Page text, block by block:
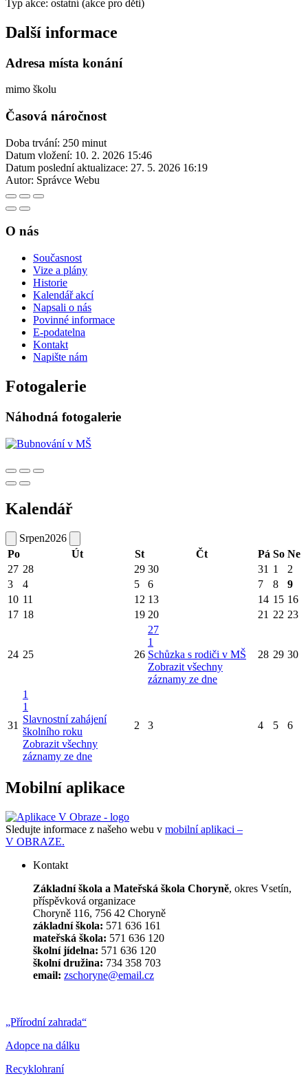
Typ akce: ostatní (akce pro děti)
Další informace
Adresa místa konání
mimo školu
Časová náročnost
Doba trvání: 250 minut
Datum vložení: 10. 2. 2026 15:46
Datum poslední aktualizace: 27. 5. 2026 16:19
Autor: Správce Webu
O nás
Současnost
Vize a plány
Historie
Kalendář akcí
Napsali o nás
Povinné informace
E-podatelna
Kontakt
Napište nám
Fotogalerie
Náhodná fotogalerie
Kalendář
Srpen2026
Po
Út St Čt Pá So Ne
27 28 29 30 31 1
2
3
4 5 6 7 8
9
10 11 12 13 14 15 16
17 18 19 20 21 22 23
24 25 26
27
1
Schůzka s rodiči v MŠ
Zobrazit všechny
záznamy ze dne
28 29 30
31
1
1
Slavnostní zahájení
školního roku
Zobrazit všechny
záznamy ze dne
2 3 4 5 6
Mobilní aplikace
Sledujte informace z našeho webu v mobilní aplikaci –
V OBRAZE.
Kontakt
Základní škola a Mateřská škola Choryně, okres Vsetín,
příspěvková organizace
Choryně 116, 756 42 Choryně
základní škola: 571 636 161
mateřská škola: 571 636 120
školní jídelna: 571 636 120
školní družina: 734 358 703
email: zschoryne@email.cz
„Přírodní zahrada“
Adopce na dálku
Recyklohraní